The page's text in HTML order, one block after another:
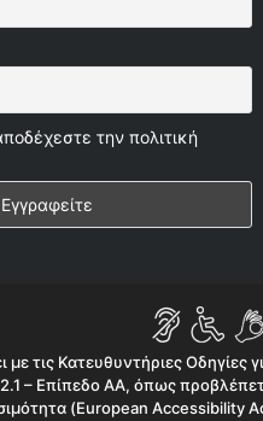
την πολιτική
τις Κατευθυντήριες Οδηγίες
– Επίπεδο AA, όπως
(European Accessibility